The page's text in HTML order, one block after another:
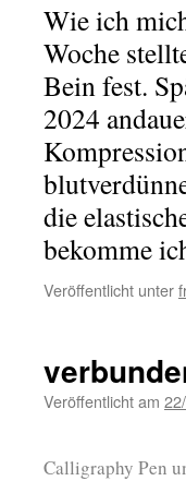
Wie ich
Woche
Bein fest.
2024
die
bekomme
Veröffentlicht unter
Veröffentlicht am
Calligraphy Pen